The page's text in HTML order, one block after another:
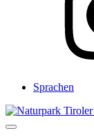
Sprachen